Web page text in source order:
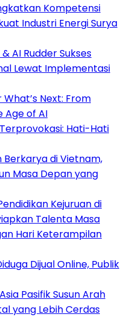
Kompetensi
Industri Energi Surya
AI Rudder Sukses
Lewat Implementasi
Next: From
Age of AI
Hati-Hati
Berkarya di Vietnam,
Masa Depan yang
Kejuruan di
Talenta Masa
Hari Keterampilan
Dijual Online, Publik
Pasifik Susun Arah
yang Lebih Cerdas